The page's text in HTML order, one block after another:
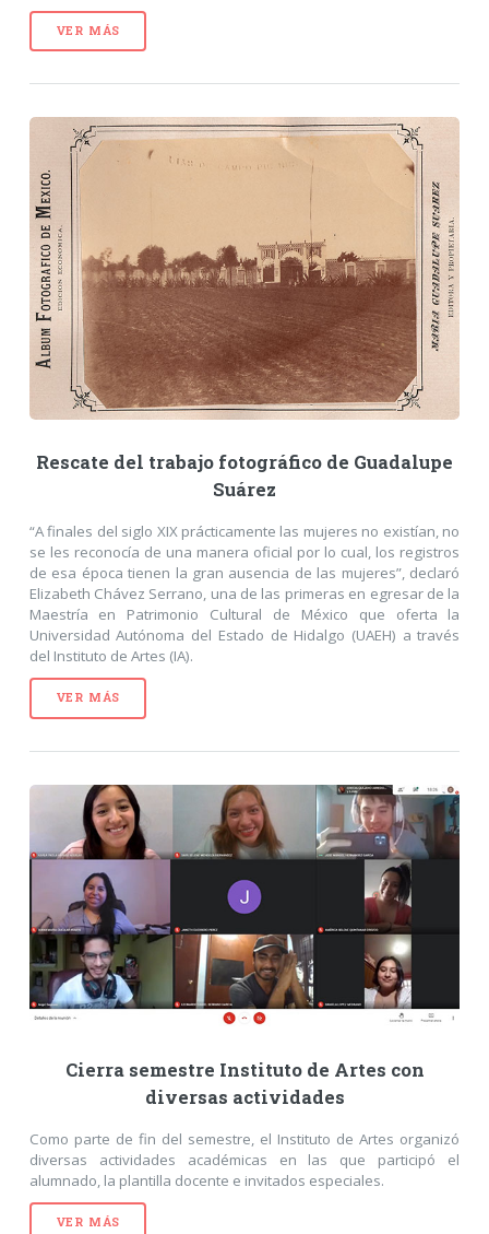
VER MÁS
Rescate del trabajo fotográfico de Guadalupe
Suárez
“A finales del siglo XIX prácticamente las mujeres no existían, no
se les reconocía de una manera oficial por lo cual, los registros
de esa época tienen la gran ausencia de las mujeres”, declaró
Elizabeth Chávez Serrano, una de las primeras en egresar de la
Maestría en Patrimonio Cultural de México que oferta la
Universidad Autónoma del Estado de Hidalgo (UAEH) a través
del Instituto de Artes (IA).
VER MÁS
Cierra semestre Instituto de Artes con
diversas actividades
Como parte de fin del semestre, el Instituto de Artes organizó
diversas actividades académicas en las que participó el
alumnado, la plantilla docente e invitados especiales.
VER MÁS